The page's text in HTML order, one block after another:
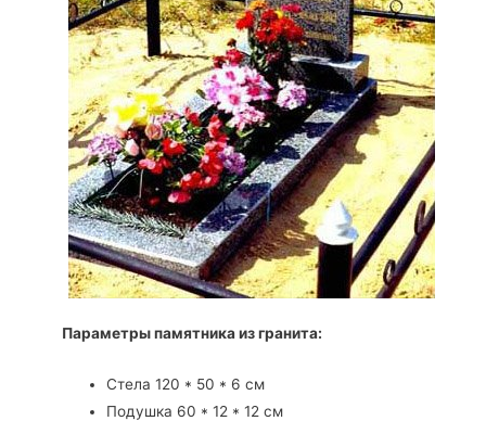
Параметры памятника из гранита:
Стела 120 * 50 * 6 см
Подушка 60 * 12 * 12 см